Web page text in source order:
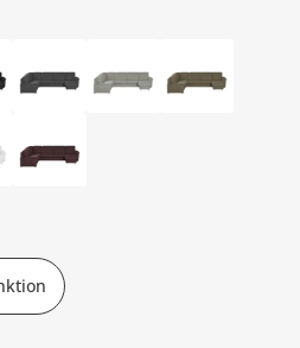
verstellbare Kopfstütze,
motorische Relaxfunktion